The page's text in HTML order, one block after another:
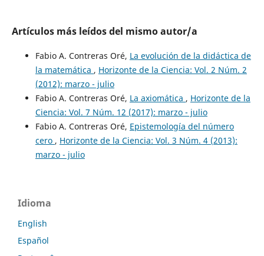
Artículos más leídos del mismo autor/a
Fabio A. Contreras Oré, La evolución de la didáctica de
la matemática , Horizonte de la Ciencia: Vol. 2 Núm. 2
(2012): marzo - julio
Fabio A. Contreras Oré, La axiomática , Horizonte de la
Ciencia: Vol. 7 Núm. 12 (2017): marzo - julio
Fabio A. Contreras Oré, Epistemología del número
cero , Horizonte de la Ciencia: Vol. 3 Núm. 4 (2013):
marzo - julio
Idioma
English
Español